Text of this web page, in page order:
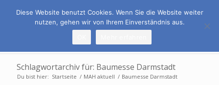
Schlagwortarchiv für: Baumesse Darmstadt
Du bist hier: Startseite / MAH aktuell / Baumesse Darmstadt
Diese Website benutzt Cookies. Wenn Sie die Website weiter
nutzen, gehen wir von Ihrem Einverständnis aus.